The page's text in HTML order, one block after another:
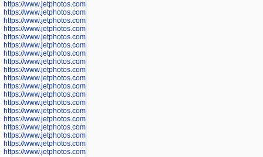
https://www.jetphotos.com/photographer/602963
https://www.jetphotos.com/photographer/601276
https://www.jetphotos.com/photographer/601280
https://www.jetphotos.com/photographer/601281
https://www.jetphotos.com/photographer/601284
https://www.jetphotos.com/photographer/601285
https://www.jetphotos.com/photographer/601286
https://www.jetphotos.com/photographer/601287
https://www.jetphotos.com/photographer/601288
https://www.jetphotos.com/photographer/601291
https://www.jetphotos.com/photographer/601293
https://www.jetphotos.com/photographer/602776
https://www.jetphotos.com/photographer/602777
https://www.jetphotos.com/photographer/602955
https://www.jetphotos.com/photographer/602956
https://www.jetphotos.com/photographer/602957
https://www.jetphotos.com/photographer/602959
https://www.jetphotos.com/photographer/602960
https://www.jetphotos.com/photographer/602961